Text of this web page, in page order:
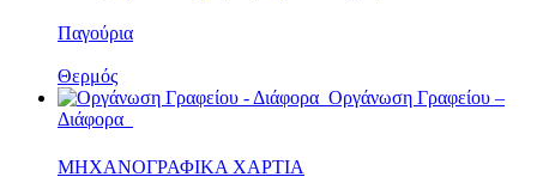
Παγούρια
Θερμός
Οργάνωση Γραφείου –
Διάφορα
ΜΗΧΑΝΟΓΡΑΦΙΚΑ ΧΑΡΤΙΑ